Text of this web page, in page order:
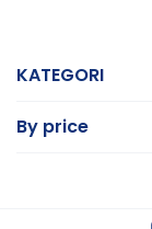
KATEGORI
By price